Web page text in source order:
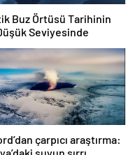
Buz Örtüsü Tarihinin
Seviyesinde
çarpıcı araştırma: